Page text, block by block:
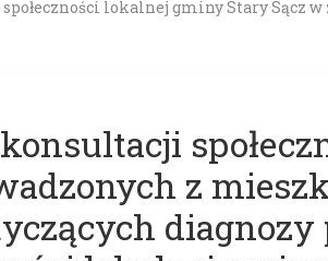
lokalnej gminy Stary Sącz w
z
diagnozy